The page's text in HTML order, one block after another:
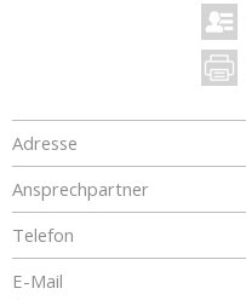
Adresse
Ansprechpartner
Telefon
E-Mail